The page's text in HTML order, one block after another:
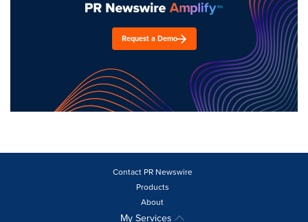
Request a Demo
Contact PR Newswire
Products
About
My Services